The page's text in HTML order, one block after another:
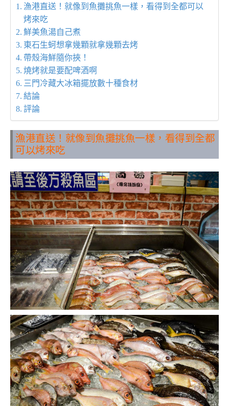
漁港直送！就像到魚攤挑魚一樣，看得到全都可以
烤來吃
鮮美魚湯自己煮
東石生蚵想拿幾顆就拿幾顆去烤
帶殼海鮮隨你挾！
燒烤就是要配啤酒啊
三門冷藏大冰箱擺放數十種食材
結論
評論
漁港直送！就像到魚攤挑魚一樣，看得到全都
可以烤來吃